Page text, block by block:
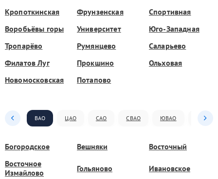
Кропоткинская
Фрунзенская
Спортивная
Воробьёвы горы
Университет
Юго-Западная
Тропарёво
Румянцево
Саларьево
Филатов Луг
Прокшино
Ольховая
Новомосковская
Потапово
ВАО ЦАО САО СВАО ЮВАО ЮАО
Богородское Вешняки
Восточный
Восточное
Измайлово
Гольяново Ивановское